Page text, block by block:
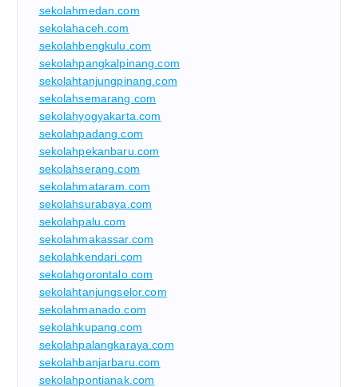
sekolahmedan.com
sekolahaceh.com
sekolahbengkulu.com
sekolahpangkalpinang.com
sekolahtanjungpinang.com
sekolahsemarang.com
sekolahyogyakarta.com
sekolahpadang.com
sekolahpekanbaru.com
sekolahserang.com
sekolahmataram.com
sekolahsurabaya.com
sekolahpalu.com
sekolahmakassar.com
sekolahkendari.com
sekolahgorontalo.com
sekolahtanjungselor.com
sekolahmanado.com
sekolahkupang.com
sekolahpalangkaraya.com
sekolahbanjarbaru.com
sekolahpontianak.com